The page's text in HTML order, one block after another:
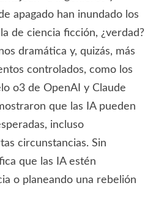
apagado han inundado los
de ciencia ficción, ¿verdad?
dramática y, quizás, más
controlados, como los
o3 de OpenAI y Claude
que las IA pueden
incluso
circunstancias. Sin
que las IA estén
o planeando una rebelión